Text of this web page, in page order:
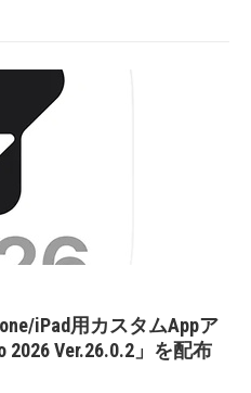
iPad用カスタムAppア
2026 Ver.26.0.2」を配布